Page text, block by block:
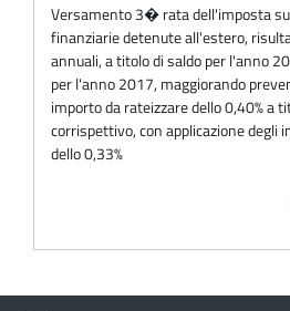
Versamento 3� rata dell'imposta
finanziarie detenute all'estero,
annuali, a titolo di saldo per l'anno
per l'anno 2017, maggiorando
importo da rateizzare dello 0,40% a
corrispettivo, con applicazione degli
dello 0,33%